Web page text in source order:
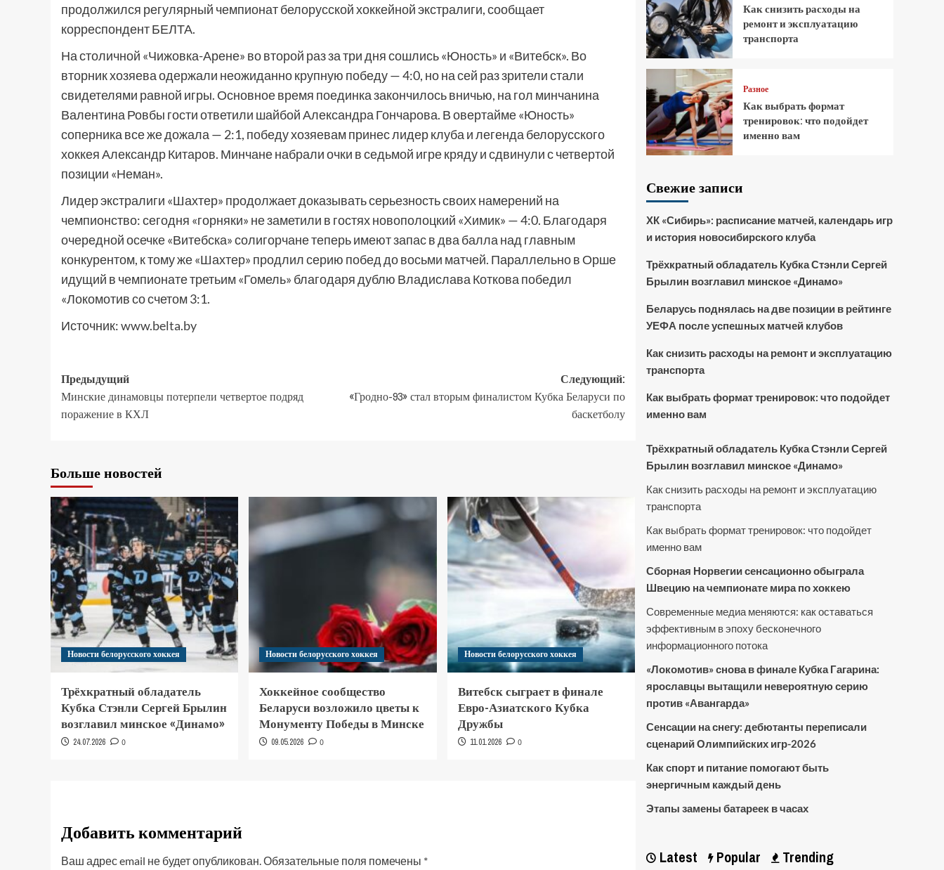
продолжился регулярный чемпионат белорусской хоккейной экстралиги, сообщает
корреспондент БЕЛТА.
На столичной «Чижовка-Арене» во второй раз за три дня сошлись «Юность» и «Витебск». Во
вторник хозяева одержали неожиданно крупную победу — 4:0, но на сей раз зрители стали
свидетелями равной игры. Основное время поединка закончилось вничью, на гол минчанина
Валентина Ровбы гости ответили шайбой Александра Гончарова. В овертайме «Юность»
соперника все же дожала — 2:1, победу хозяевам принес лидер клуба и легенда белорусского
хоккея Александр Китаров. Минчане набрали очки в седьмой игре кряду и сдвинули с четвертой
позиции «Неман».
Лидер экстралиги «Шахтер» продолжает доказывать серьезность своих намерений на
чемпионство: сегодня «горняки» не заметили в гостях новополоцкий «Химик» — 4:0. Благодаря
очередной осечке «Витебска» солигорчане теперь имеют запас в два балла над главным
конкурентом, к тому же «Шахтер» продлил серию побед до восьми матчей. Параллельно в Орше
идущий в чемпионате третьим «Гомель» благодаря дублю Владислава Коткова победил
«Локомотив со счетом 3:1.
Источник:www.belta.by
Предыдущий
Минские динамовцы потерпели четвертое подряд
поражение в КХЛ
Следующий:
«Гродно-93» стал вторым финалистом Кубка Беларуси по
баскетболу
Больше новостей
Новости белорусского хоккея
Трёхкратный обладатель
Кубка Стэнли Сергей Брылин
возглавил минское «Динамо»
24.07.2026 0
Новости белорусского хоккея
Хоккейное сообщество
Беларуси возложило цветы к
Монументу Победы в Минске
09.05.2026 0
Новости белорусского хоккея
Витебск сыграет в финале
Евро-Азиатского Кубка
Дружбы
11.01.2026 0
Добавить комментарий
Ваш адрес email не будет опубликован.Обязательные поля помечены *
Как снизить расходы на
ремонт и эксплуатацию
транспорта
Разное
Как выбрать формат
тренировок: что подойдет
именно вам
Свежие записи
ХК «Сибирь»: расписание матчей, календарь игр
и история новосибирского клуба
Трёхкратный обладатель Кубка Стэнли Сергей
Брылин возглавил минское «Динамо»
Беларусь поднялась на две позиции в рейтинге
УЕФА после успешных матчей клубов
Как снизить расходы на ремонт и эксплуатацию
транспорта
Как выбрать формат тренировок: что подойдет
именно вам
Трёхкратный обладатель Кубка Стэнли Сергей
Брылин возглавил минское «Динамо»
Как снизить расходы на ремонт и эксплуатацию
транспорта
Как выбрать формат тренировок: что подойдет
именно вам
Сборная Норвегии сенсационно обыграла
Швецию на чемпионате мира по хоккею
Современные медиа меняются: как оставаться
эффективным в эпоху бесконечного
информационного потока
«Локомотив» снова в финале Кубка Гагарина:
ярославцы вытащили невероятную серию
против «Авангарда»
Сенсации на снегу: дебютанты переписали
сценарий Олимпийских игр-2026
Как спорт и питание помогают быть
энергичным каждый день
Этапы замены батареек в часах
Latest Popular Trending